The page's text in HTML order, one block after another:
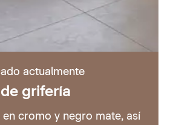
actualmente
grifería
cromo y negro mate, así